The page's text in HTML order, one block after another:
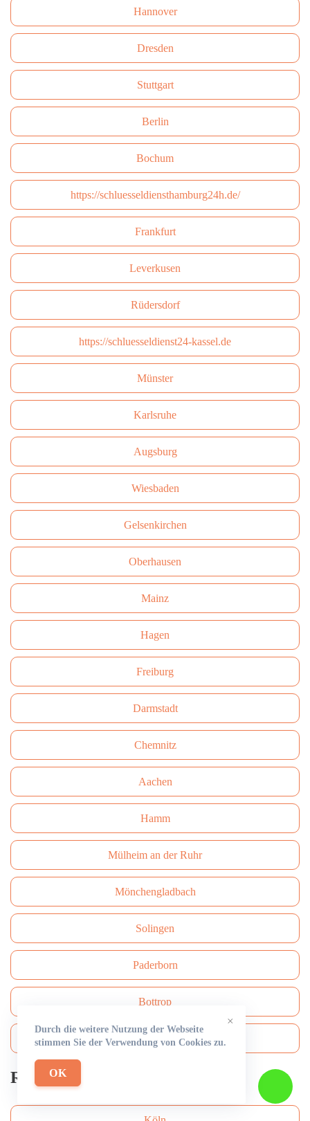
Hannover
Dresden
Stuttgart
Berlin
Bochum
https://schluesseldiensthamburg24h.de/
Frankfurt
Leverkusen
Rüdersdorf
https://schluesseldienst24-kassel.de
Münster
Karlsruhe
Augsburg
Wiesbaden
Gelsenkirchen
Oberhausen
Mainz
Hagen
Freiburg
Darmstadt
Сhemnitz
Aachen
Hamm
Mülheim an der Ruhr
Mönchengladbach
Solingen
Paderborn
Bottrop
Bergisch Gladbach
Rohrreinigung
×
Durch die weitere Nutzung der Webseite
stimmen Sie der Verwendung von Cookies zu.
OK